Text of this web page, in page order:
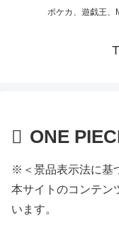
ポケカ、遊戯王、
ONE
※＜景品表示法に基
本サイトのコンテン
います。